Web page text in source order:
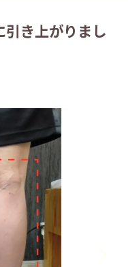
引き上がりまし